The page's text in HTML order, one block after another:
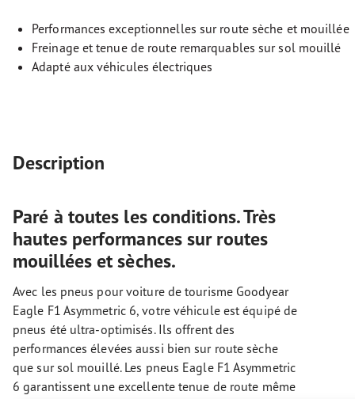
Performances exceptionnelles sur route sèche et mouillée
Freinage et tenue de route remarquables sur sol mouillé
Adapté aux véhicules électriques
Description
Paré à toutes les conditions. Très
hautes performances sur routes
mouillées et sèches.
Avec les pneus pour voiture de tourisme Goodyear
Eagle F1 Asymmetric 6, votre véhicule est équipé de
pneus été ultra-optimisés. Ils offrent des
performances élevées aussi bien sur route sèche
que sur sol mouillé. Les pneus Eagle F1 Asymmetric
6 garantissent une excellente tenue de route même